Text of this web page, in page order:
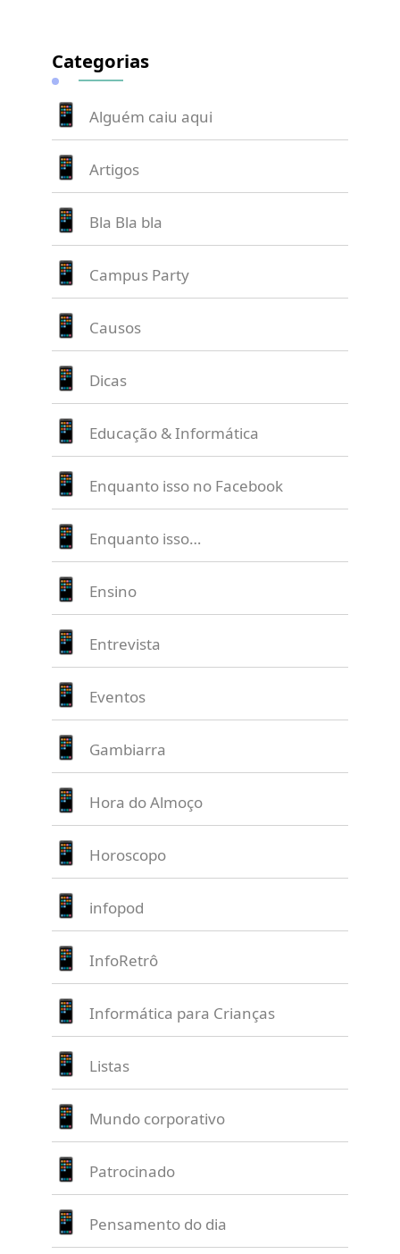
Categorias
Alguém caiu aqui
Artigos
Bla Bla bla
Campus Party
Causos
Dicas
Educação & Informática
Enquanto isso no Facebook
Enquanto isso…
Ensino
Entrevista
Eventos
Gambiarra
Hora do Almoço
Horoscopo
infopod
InfoRetrô
Informática para Crianças
Listas
Mundo corporativo
Patrocinado
Pensamento do dia